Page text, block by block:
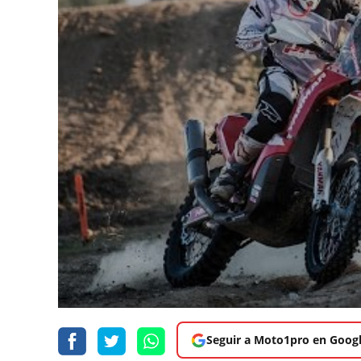
Seguir a Moto1pro en